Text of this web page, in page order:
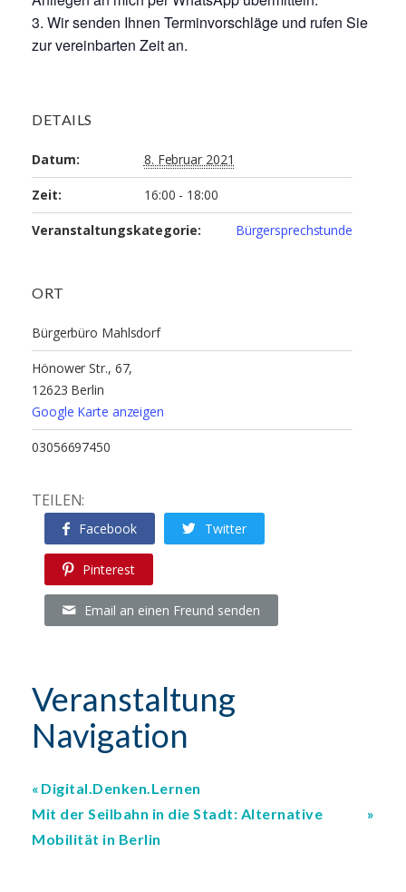
Wir senden Ihnen Terminvorschläge und rufen Sie
zur vereinbarten Zeit an.
DETAILS
Datum: 8. Februar 2021
Zeit: 16:00 - 18:00
Veranstaltungskategorie: Bürgersprechstunde
ORT
Bürgerbüro Mahlsdorf
Hönower Str., 67,
12623 Berlin
Google Karte anzeigen
03056697450
TEILEN:
Facebook Twitter
Pinterest
Email an einen Freund senden
Veranstaltung
Navigation
Digital.Denken.Lernen
Mit der Seilbahn in die Stadt: Alternative
Mobilität in Berlin